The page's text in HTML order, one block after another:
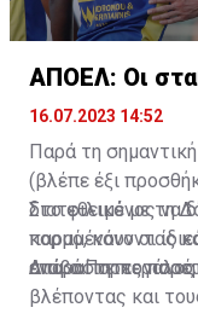
ΑΠΟΕΛ: Οι
16.07.2023 14:52
Παρά τη
(βλέπε έξι
διατεθειμένος να
κορμό, κάνοντας
απαραίτητες
Στο φιλικό με τη
παραμένουν οι
ενώ ο Πορτογάλος
βλέποντας και
Διαβάστε